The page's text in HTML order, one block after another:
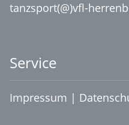
tanzsport(@)vfl-
Service
Impressum |